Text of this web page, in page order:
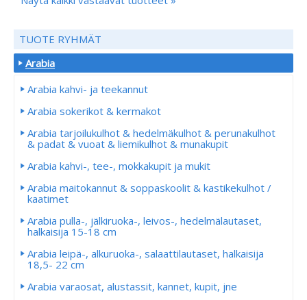
TUOTE RYHMÄT
Arabia
Arabia kahvi- ja teekannut
Arabia sokerikot & kermakot
Arabia tarjoilukulhot & hedelmäkulhot & perunakulhot
& padat & vuoat & liemikulhot & munakupit
Arabia kahvi-, tee-, mokkakupit ja mukit
Arabia maitokannut & soppaskoolit & kastikekulhot /
kaatimet
Arabia pulla-, jälkiruoka-, leivos-, hedelmälautaset,
halkaisija 15-18 cm
Arabia leipä-, alkuruoka-, salaattilautaset, halkaisija
18,5- 22 cm
Arabia varaosat, alustassit, kannet, kupit, jne